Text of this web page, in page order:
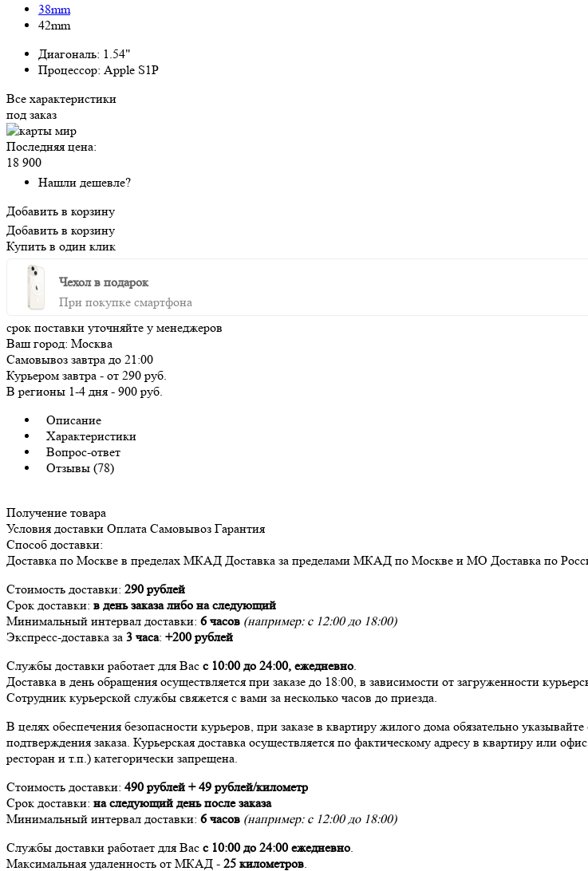
38mm
42mm
Диагональ: 1.54"
Процессор: Apple S1P
Все характеристики
под заказ
Последняя цена:
18 900
Нашли дешевле?
Добавить в корзину
Добавить в корзину
Купить в один клик
Чехол в подарок
При покупке смартфона
срок поставки уточняйте у менеджеров
Ваш город: Москва
Самовывоз завтра до 21:00
Курьером завтра - от 290 руб.
В регионы 1-4 дня - 900 руб.
Описание
Характеристики
Вопрос-ответ
Отзывы (78)
Получение товара
Условия доставки Оплата Самовывоз Гарантия
Способ доставки:
Доставка по Москве в пределах МКАД Доставка за пределами МКАД по Москве и МО Доставка по
Стоимость доставки: 290 рублей
Срок доставки: в день заказа либо на следующий
Минимальный интервал доставки: 6 часов (например: с 12:00 до 18:00)
Экспресс-доставка за 3 часа: +200 рублей
Службы доставки работает для Вас с 10:00 до 24:00, ежедневно.
Доставка в день обращения осуществляется при заказе до 18:00, в зависимости от загруженности
Сотрудник курьерской службы свяжется с вами за несколько часов до приезда.
В целях обеспечения безопасности курьеров, при заказе в квартиру жилого дома обязательно
подтверждения заказа. Курьерская доставка осуществляется по фактическому адресу в квартиру или
ресторан и т.п.) категорически запрещена.
Стоимость доставки: 490 рублей + 49 рублей/километр
Срок доставки: на следующий день после заказа
Минимальный интервал доставки: 6 часов (например: с 12:00 до 18:00)
Службы доставки работает для Вас с 10:00 до 24:00 ежедневно.
Максимальная удаленность от МКАД - 25 километров.